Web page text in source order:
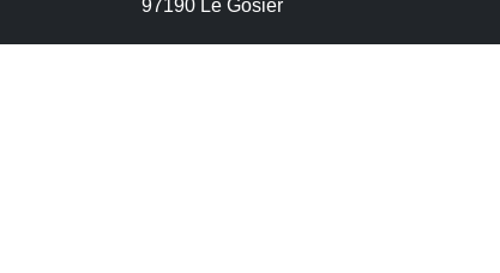
97190 Le Gosier